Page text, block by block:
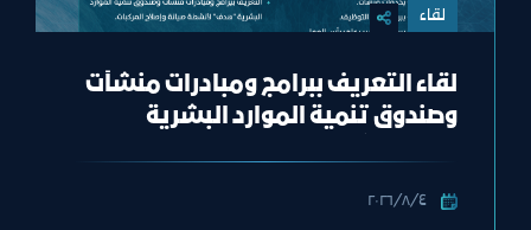
لقاء
لقاء التعريف ببرامج ومبادرات منشآت
وصندوق تنمية الموارد البشرية
٤‏/٨‏/٢٠٢٦